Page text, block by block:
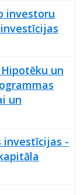
investoru
un
un
investīcijas -